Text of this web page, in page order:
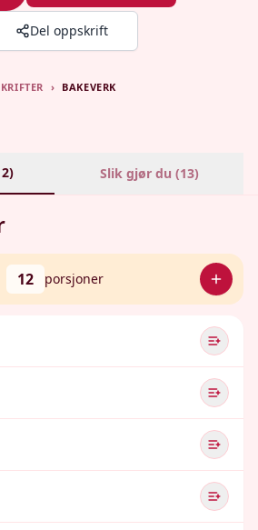
Del oppskrift
› BAKEVERK
) Slik gjør du (13)
12 porsjoner